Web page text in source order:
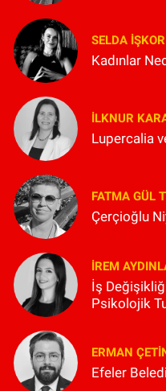
SELDA İŞKOR
Kadınlar
İLKNUR
Lupercalia
FATMA GÜL
Çerçioğlu
İREM
İş
Psikolojik
ERMAN
Efeler